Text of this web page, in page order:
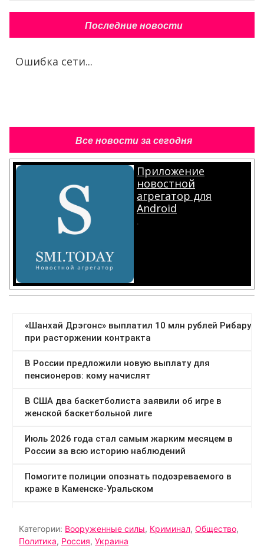
Последние новости
Ошибка сети...
Все новости за сегодня
Приложение
новостной
агрегатор для
Android
.
Категории: Вооруженные силы, Криминал, Общество,
Политика, Россия, Украина